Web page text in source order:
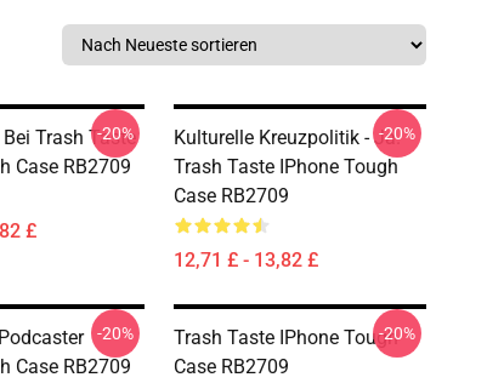
Trash Taste
Case RB2709
£
-20%
Kulturelle Kreuzpolitik - Ja.
Trash Taste IPhone Tough
Case RB2709
12,71 £ - 13,82 £
-20%
Case RB2709
-20%
Trash Taste IPhone Tough
Case RB2709
-20%